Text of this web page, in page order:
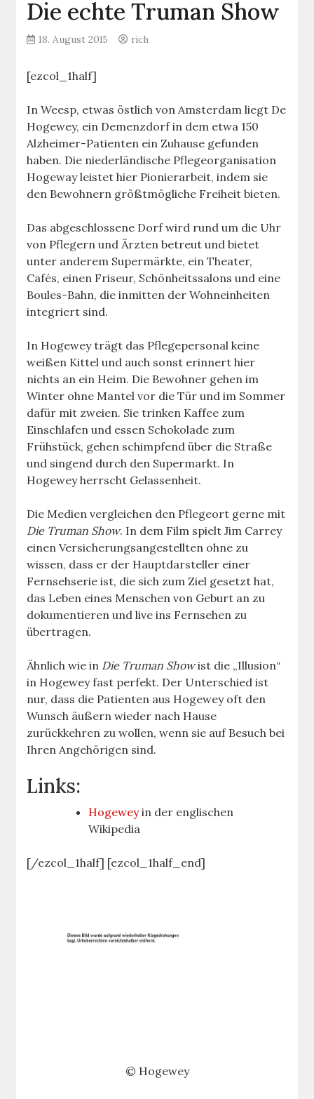
Die echte Truman Show
18. August 2015 rich
[ezcol_1half]
In Weesp, etwas östlich von Amsterdam liegt De
Hogewey, ein Demenzdorf in dem etwa 150
Alzheimer-Patienten ein Zuhause gefunden
haben. Die niederländische Pflegeorganisation
Hogeway leistet hier Pionierarbeit, indem sie
den Bewohnern größtmögliche Freiheit bieten.
Das abgeschlossene Dorf wird rund um die Uhr
von Pflegern und Ärzten betreut und bietet
unter anderem Supermärkte, ein Theater,
Cafés, einen Friseur, Schönheitssalons und eine
Boules-Bahn, die inmitten der Wohneinheiten
integriert sind.
In Hogewey trägt das Pflegepersonal keine
weißen Kittel und auch sonst erinnert hier
nichts an ein Heim. Die Bewohner gehen im
Winter ohne Mantel vor die Tür und im Sommer
dafür mit zweien. Sie trinken Kaffee zum
Einschlafen und essen Schokolade zum
Frühstück, gehen schimpfend über die Straße
und singend durch den Supermarkt. In
Hogewey herrscht Gelassenheit.
Die Medien vergleichen den Pflegeort gerne mit
Die Truman Show. In dem Film spielt Jim Carrey
einen Versicherungsangestellten ohne zu
wissen, dass er der Hauptdarsteller einer
Fernsehserie ist, die sich zum Ziel gesetzt hat,
das Leben eines Menschen von Geburt an zu
dokumentieren und live ins Fernsehen zu
übertragen.
Ähnlich wie in Die Truman Showist die „Illusion“
in Hogewey fast perfekt. Der Unterschied ist
nur, dass die Patienten aus Hogewey oft den
Wunsch äußern wieder nach Hause
zurückkehren zu wollen, wenn sie auf Besuch bei
Ihren Angehörigen sind.
Links:
Hogeweyin der englischen
Wikipedia
[/ezcol_1half] [ezcol_1half_end]
© Hogewey